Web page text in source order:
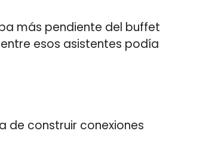
más pendiente del buffet
esos asistentes podía
de construir conexiones